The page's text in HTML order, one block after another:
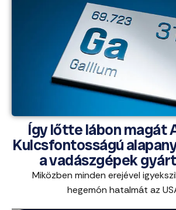
Így lőtte lábon magát
Kulcsfontosságú
a vadászgépek
Miközben minden erejével
hegemón hatalmát az